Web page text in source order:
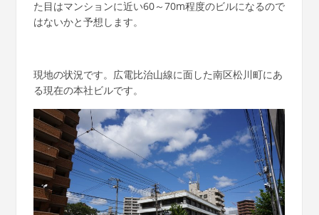
た目はマンションに近い60～70m程度のビルになるので
はないかと予想します。
現地の状況です。広電比治山線に面した南区松川町にあ
る現在の本社ビルです。